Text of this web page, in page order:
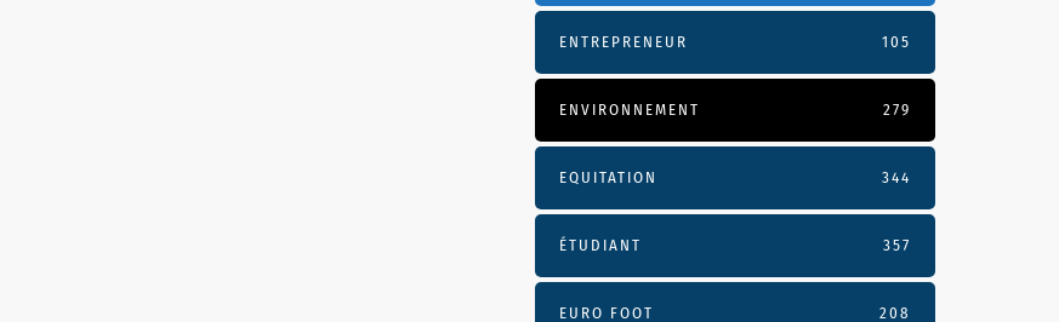
ENTREPRENEUR 105
ENVIRONNEMENT 279
EQUITATION 344
ÉTUDIANT 357
EURO FOOT 208